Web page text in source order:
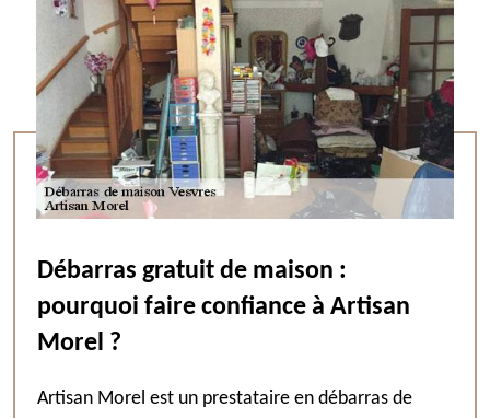
Débarras gratuit de maison :
pourquoi faire confiance à Artisan
Morel ?
Artisan Morel est un prestataire en débarras de